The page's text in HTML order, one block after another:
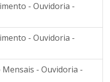
- Ouvidoria -
- Ouvidoria -
- Ouvidoria -